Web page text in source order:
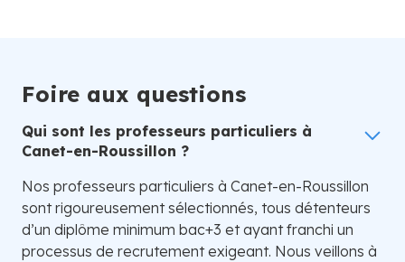
Foire aux questions
Qui sont les professeurs particuliers à
Canet-en-Roussillon ?
Nos professeurs particuliers à Canet-en-Roussillon
sont rigoureusement sélectionnés, tous détenteurs
d’un diplôme minimum bac+3 et ayant franchi un
processus de recrutement exigeant. Nous veillons à